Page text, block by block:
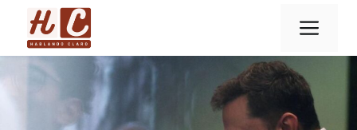
Saltar
contenido